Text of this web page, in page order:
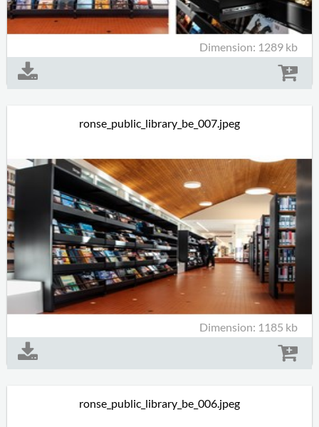
Dimension: 1289 kb
ronse_public_library_be_007.jpeg
Dimension: 1185 kb
ronse_public_library_be_006.jpeg